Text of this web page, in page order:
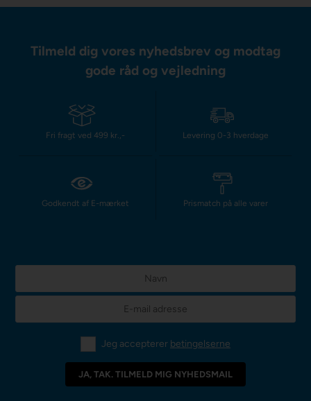
Tilmeld dig vores nyhedsbrev og modtag
gode råd og vejledning
Fri fragt ved 499 kr.,- Levering 0-3 hverdage
Godkendt af E-mærket Prismatch på alle varer
Jeg accepterer betingelserne